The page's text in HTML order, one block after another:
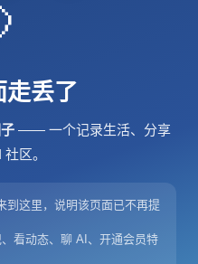
走丢了
—— 一个记录生活、分享
区。
到这里，说明该页面已不再提
看动态、聊 AI、开通会员特